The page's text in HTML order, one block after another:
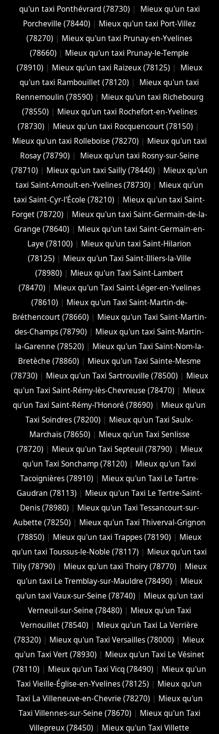
qu'un taxi Ponthévrard (78730) |
Mieux qu'un taxi
Porcheville (78440) | Mieux qu'un taxi Port-Villez
(78270) | Mieux qu'un taxi Prunay-en-Yvelines
(78660) | Mieux qu'un taxi Prunay-le-Temple
(78910) | Mieux qu'un taxi Raizeux (78125) |
Mieux
qu'un taxi Rambouillet (78120) |
Mieux qu'un taxi
Rennemoulin (78590) | Mieux qu'un taxi Richebourg
(78550) | Mieux qu'un taxi Rochefort-en-Yvelines
(78730) | Mieux qu'un taxi Rocquencourt (78150) |
Mieux qu'un taxi Rolleboise (78270) | Mieux qu'un taxi
Rosay (78790) |
Mieux qu'un taxi Rosny-sur-Seine
(78710) | Mieux qu'un taxi Sailly (78440) | Mieux qu'un
taxi Saint-Arnoult-en-Yvelines (78730) | Mieux qu'un
taxi Saint-Cyr-l'École (78210) | Mieux qu'un taxi Saint-
Forget (78720) | Mieux qu'un taxi Saint-Germain-de-la-
Grange (78640) | Mieux qu'un taxi Saint-Germain-en-
Laye (78100) | Mieux qu'un taxi Saint-Hilarion
(78125) | Mieux qu'un Taxi Saint-Illiers-la-Ville
(78980) | Mieux qu'un Taxi Saint-Lambert
(78470) | Mieux qu'un Taxi Saint-Léger-en-Yvelines
(78610) | Mieux qu'un Taxi Saint-Martin-de-
Bréthencourt (78660) | Mieux qu'un Taxi Saint-Martin-
des-Champs (78790) | Mieux qu'un taxi Saint-Martin-
la-Garenne (78520) | Mieux qu'un Taxi Saint-Nom-la-
Bretèche (78860) | Mieux qu'un Taxi Sainte-Mesme
(78730) | Mieux qu'un Taxi Sartrouville (78500) | Mieux
qu'un Taxi Saint-Rémy-lès-Chevreuse (78470) | Mieux
qu'un Taxi Saint-Rémy-l'Honoré (78690) | Mieux qu'un
Taxi Soindres (78200) | Mieux qu'un Taxi Saulx-
Marchais (78650) | Mieux qu'un Taxi Senlisse
(78720) | Mieux qu'un Taxi Septeuil (78790) | Mieux
qu'un Taxi Sonchamp (78120) | Mieux qu'un Taxi
Tacoignières (78910) | Mieux qu'un Taxi Le Tartre-
Gaudran (78113) | Mieux qu'un Taxi Le Tertre-Saint-
Denis (78980) | Mieux qu'un Taxi Tessancourt-sur-
Aubette (78250) | Mieux qu'un Taxi Thiverval-Grignon
(78850) | Mieux qu'un taxi Trappes (78190) | Mieux
qu'un taxi Toussus-le-Noble (78117) | Mieux qu'un taxi
Tilly (78790) | Mieux qu'un taxi Thoiry (78770) | Mieux
qu'un taxi Le Tremblay-sur-Mauldre (78490) | Mieux
qu'un taxi Vaux-sur-Seine (78740) | Mieux qu'un taxi
Verneuil-sur-Seine (78480) | Mieux qu'un Taxi
Vernouillet (78540) | Mieux qu'un Taxi La Verrière
(78320) | Mieux qu'un Taxi Versailles (78000) | Mieux
qu'un Taxi Vert (78930) | Mieux qu'un Taxi Le Vésinet
(78110) | Mieux qu'un Taxi Vicq (78490) | Mieux qu'un
Taxi Vieille-Église-en-Yvelines (78125) | Mieux qu'un
Taxi La Villeneuve-en-Chevrie (78270) | Mieux qu'un
Taxi Villennes-sur-Seine (78670) | Mieux qu'un Taxi
Villepreux (78450) | Mieux qu'un Taxi Villette